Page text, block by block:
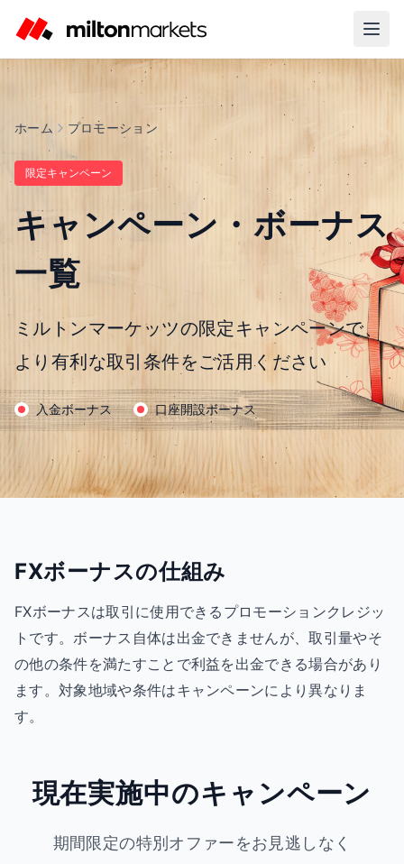
ホーム プロモーション
限定キャンペーン
キャンペーン・ボーナス
一覧
ミルトンマーケッツの限定キャンペーンで、
より有利な取引条件をご活用ください
入金ボーナス 口座開設ボーナス
FXボーナスの仕組み
FXボーナスは取引に使用できるプロモーションクレジッ
トです。ボーナス自体は出金できませんが、取引量やそ
の他の条件を満たすことで利益を出金できる場合があり
ます。対象地域や条件はキャンペーンにより異なりま
す。
現在実施中のキャンペーン
期間限定の特別オファーをお見逃しなく